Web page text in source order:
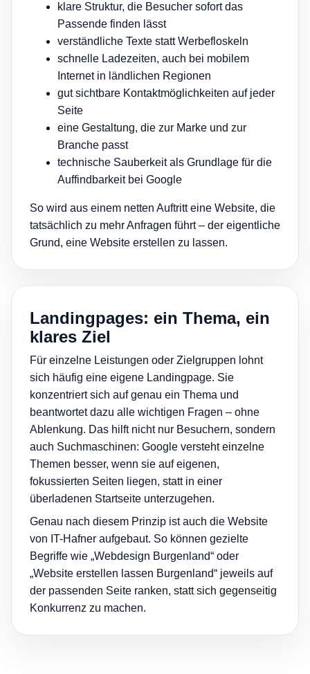
klare Struktur, die Besucher sofort das
Passende finden lässt
verständliche Texte statt Werbefloskeln
schnelle Ladezeiten, auch bei mobilem
Internet in ländlichen Regionen
gut sichtbare Kontaktmöglichkeiten auf jeder
Seite
eine Gestaltung, die zur Marke und zur
Branche passt
technische Sauberkeit als Grundlage für die
Auffindbarkeit bei Google
So wird aus einem netten Auftritt eine Website, die
tatsächlich zu mehr Anfragen führt – der eigentliche
Grund, eine Website erstellen zu lassen.
Landingpages: ein Thema, ein
klares Ziel
Für einzelne Leistungen oder Zielgruppen lohnt
sich häufig eine eigene Landingpage. Sie
konzentriert sich auf genau ein Thema und
beantwortet dazu alle wichtigen Fragen – ohne
Ablenkung. Das hilft nicht nur Besuchern, sondern
auch Suchmaschinen: Google versteht einzelne
Themen besser, wenn sie auf eigenen,
fokussierten Seiten liegen, statt in einer
überladenen Startseite unterzugehen.
Genau nach diesem Prinzip ist auch die Website
von IT-Hafner aufgebaut. So können gezielte
Begriffe wie „Webdesign Burgenland“ oder
„Website erstellen lassen Burgenland“ jeweils auf
der passenden Seite ranken, statt sich gegenseitig
Konkurrenz zu machen.